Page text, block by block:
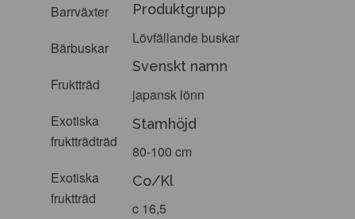
Barrväxter
Bärbuskar
Fruktträd
Exotiska
fruktträdträd
Exotiska
fruktträd
Produktgrupp
Lövfällande buskar
Svenskt namn
japansk lönn
Stamhöjd
80-100 cm
Co/Kl
c 16,5